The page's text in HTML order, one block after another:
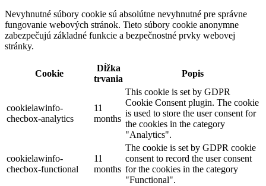
Nevyhnutné súbory cookie sú absolútne nevyhnutné pre správne
fungovanie webových stránok. Tieto súbory cookie anonymne
zabezpečujú základné funkcie a bezpečnostné prvky webovej
stránky.
Cookie
Dĺžka
trvania
Popis
cookielawinfo-
checbox-analytics
11
months
This cookie is set by GDPR
Cookie Consent plugin. The cookie
is used to store the user consent for
the cookies in the category
"Analytics".
cookielawinfo-
checbox-functional
11
months
The cookie is set by GDPR cookie
consent to record the user consent
for the cookies in the category
"Functional".